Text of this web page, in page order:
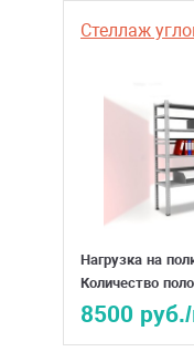
Стеллаж
Нагрузка на
Количество
8500